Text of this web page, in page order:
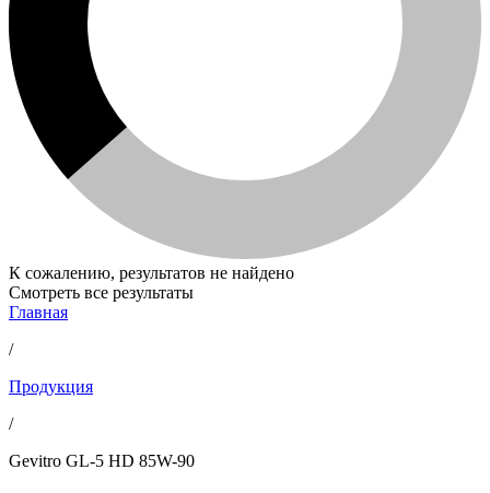
К сожалению, результатов не найдено
Смотреть все результаты
Главная
/
Продукция
/
Gevitro GL-5 HD 85W-90